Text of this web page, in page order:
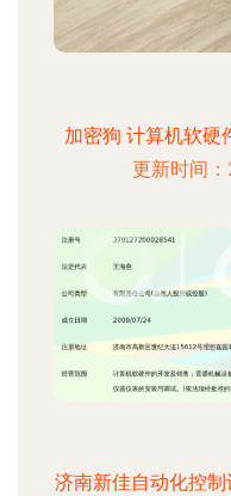
加密狗 计算机软硬
更新时间
济南新佳自动化控